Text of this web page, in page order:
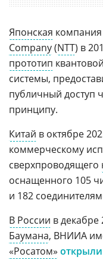
Японская компания
Company(NTT) в
прототип квантовой
системы,
публичный доступ
принципу.
Китай в октябре
коммерческому
сверхпроводящего
оснащенного 105
и 182
В России в декабре
Баумана, ВНИИА
«Росатом» открыли